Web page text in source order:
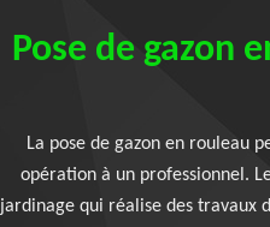
Pose de gazon
La pose de gazon en rouleau
opération à un professionnel.
jardinage qui réalise des travaux